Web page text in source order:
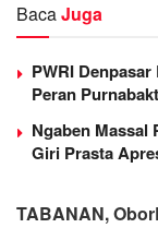
BacaJuga
PWRI
Peran
Ngaben Massal
Giri Prasta
TABANAN,